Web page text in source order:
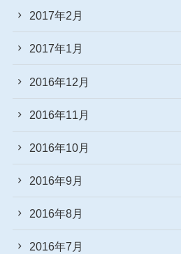
2017年2月
2017年1月
2016年12月
2016年11月
2016年10月
2016年9月
2016年8月
2016年7月